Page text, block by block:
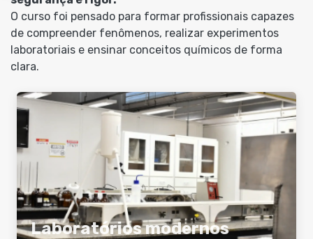
O curso foi pensado para formar profissionais capazes
de compreender fenômenos, realizar experimentos
laboratoriais e ensinar conceitos químicos de forma
clara.
Laboratórios modernos